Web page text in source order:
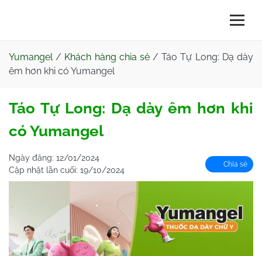
Yumangel/ Khách hàng chia sẻ/Táo Tự Long: Dạ dày
êm hơn khi có Yumangel
Táo Tự Long: Dạ dày êm hơn khi
có Yumangel
Ngày đăng: 12/01/2024
Cập nhật lần cuối: 19/10/2024
Chia sẻ